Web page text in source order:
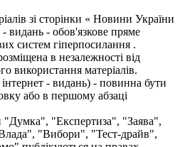
зі сторінки « Новини України
- видань - обов'язкове пряме
систем гіперпосилання .
в незалежності від
використання матеріалів.
- видань) - повинна бути
або в першому абзаці
"Думка", "Експертиза", "Заява",
"Вибори", "Тест-драйв",